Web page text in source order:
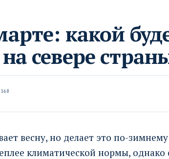
какой
севере
168
весну, но делает это по-
климатической нормы,